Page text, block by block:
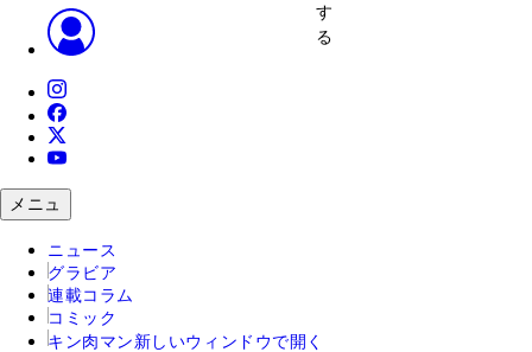
す
る
メニュ
ニュース
グラビア
連載コラム
コミック
キン肉マン 新しいウィンドウで開く